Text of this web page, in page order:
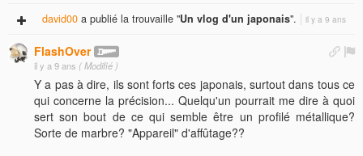
david00 a publié la trouvaille "Un vlog d'un japonais". il y a 9 ans
FlashOver
il y a 9 ans ( Modifié )
Y a pas à dire, ils sont forts ces japonais, surtout dans tous ce
qui concerne la précision... Quelqu'un pourrait me dire à quoi
sert son bout de ce qui semble être un profilé métallique?
Sorte de marbre? "Appareil" d'affûtage??